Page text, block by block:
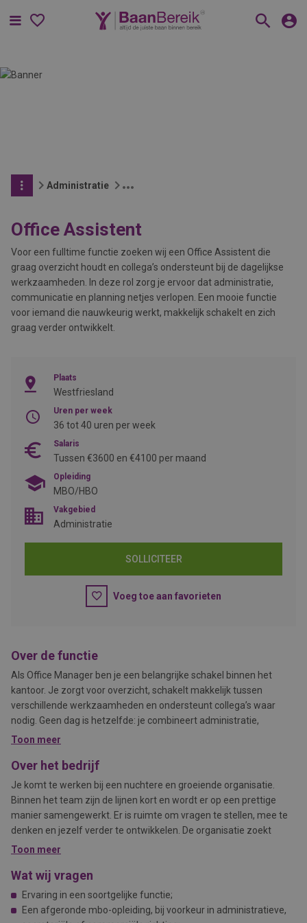
Menu
Administratie
Office Assistent
Voor een fulltime functie zoeken wij een Office Assistent die
graag overzicht houdt en collega’s ondersteunt bij de dagelijkse
werkzaamheden. In deze rol zorg je ervoor dat administratie,
communicatie en planning netjes verlopen. Een mooie functie
voor iemand die nauwkeurig werkt, makkelijk schakelt en zich
graag verder ontwikkelt.
Plaats
Westfriesland
Uren per week
36 tot 40 uren per week
Salaris
Tussen €3600 en €4100 per maand
Opleiding
MBO/HBO
Vakgebied
Administratie
SOLLICITEER
Voeg toe aan favorieten
Over de functie
Als Office Manager ben je een belangrijke schakel binnen het
kantoor. Je zorgt voor overzicht, schakelt makkelijk tussen
verschillende werkzaamheden en ondersteunt collega’s waar
nodig. Geen dag is hetzelfde: je combineert administratie,
planning en contact met verschillende partijen.
Toon meer
Over het bedrijf
Je komt te werken bij een nuchtere en groeiende organisatie.
Binnen het team zijn de lijnen kort en wordt er op een prettige
manier samengewerkt. Er is ruimte om vragen te stellen, mee te
denken en jezelf verder te ontwikkelen. De organisatie zoekt
iemand die overzicht houdt, nauwkeurig werkt en graag een
Toon meer
Wat wij vragen
Ervaring in een soortgelijke functie;
Een afgeronde mbo-opleiding, bij voorkeur in administratieve,